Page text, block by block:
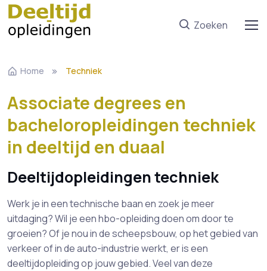
Zoeken
Home Techniek
Associate degrees en
bacheloropleidingen techniek
in deeltijd en duaal
Deeltijdopleidingen techniek
Werk je in een technische baan en zoek je meer
uitdaging? Wil je een hbo-opleiding doen om door te
groeien? Of je nou in de scheepsbouw, op het gebied van
verkeer of in de auto-industrie werkt, er is een
deeltijdopleiding op jouw gebied. Veel van deze